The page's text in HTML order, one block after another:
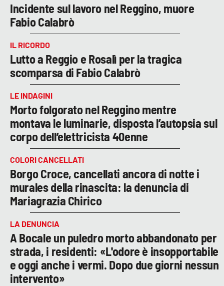
Incidente sul lavoro nel Reggino, muore
Fabio Calabrò
IL RICORDO
Lutto a Reggio e Rosalì per la tragica
scomparsa di Fabio Calabrò
LE INDAGINI
Morto folgorato nel Reggino mentre
montava le luminarie, disposta l’autopsia sul
corpo dell’elettricista 40enne
COLORI CANCELLATI
Borgo Croce, cancellati ancora di notte i
murales della rinascita: la denuncia di
Mariagrazia Chirico
LA DENUNCIA
A Bocale un puledro morto abbandonato per
strada, i residenti: «L'odore è insopportabile
e oggi anche i vermi. Dopo due giorni nessun
intervento»